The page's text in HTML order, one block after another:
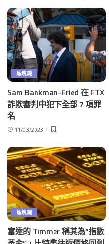
區塊鏈
Sam Bankman-Fried 在 FTX
詐欺審判中犯下全部 7 項罪
名
11/03/2023
區塊鏈
富達的 Timmer 稱其為“指數